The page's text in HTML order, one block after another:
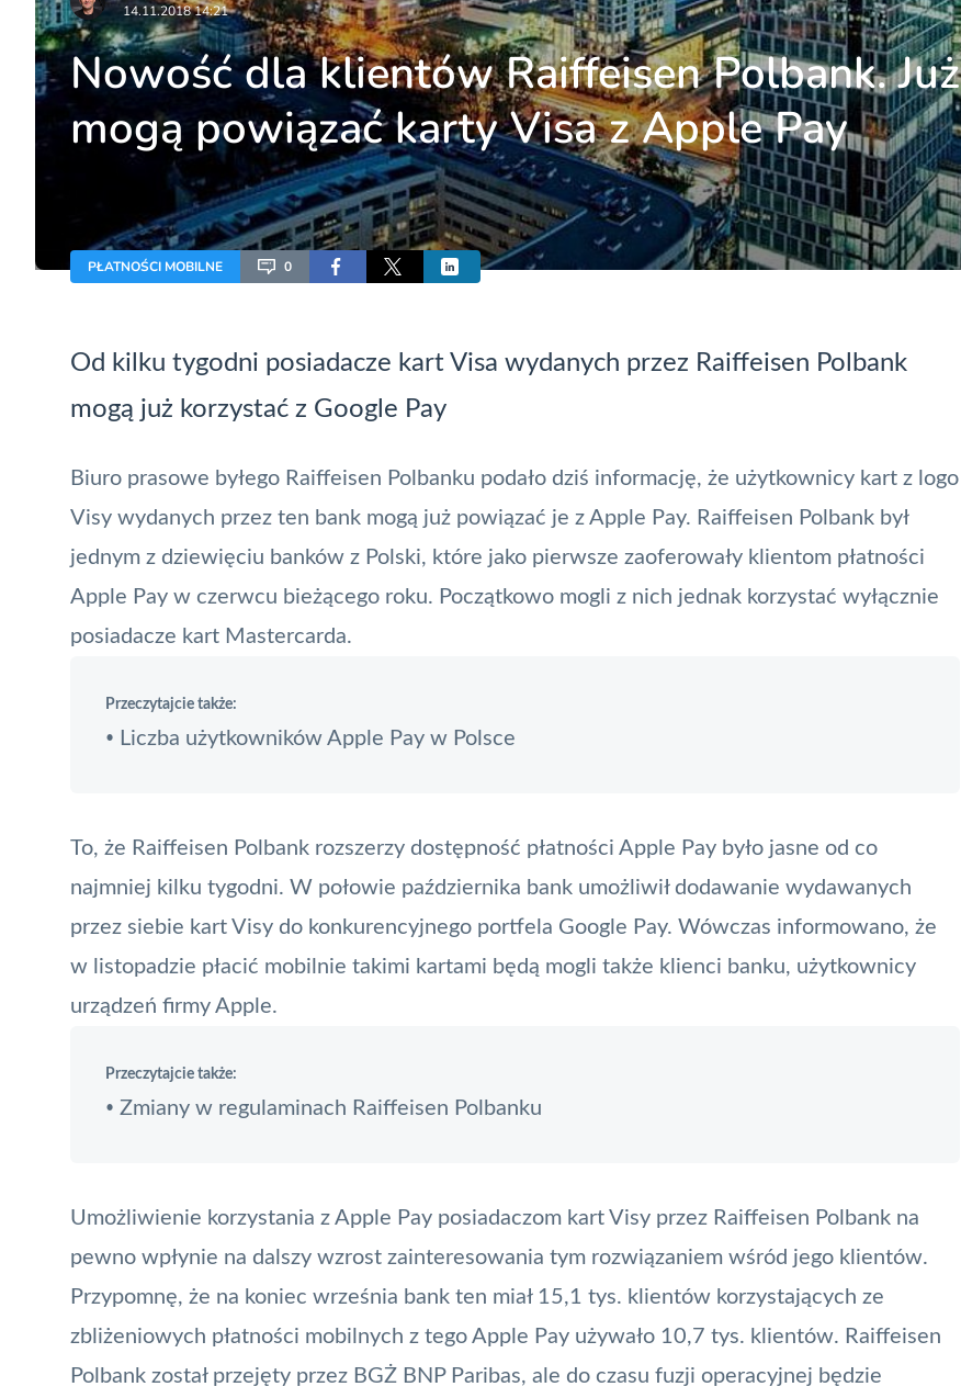
14.11.2018 14:21
Nowość dla klientów Raiffeisen Polbank. Już
mogą powiązać karty Visa z Apple Pay
PŁATNOŚCI MOBILNE 0
Od kilku tygodni posiadacze kart Visa wydanych przez Raiffeisen Polbank
mogą już korzystać z Google Pay
Biuro prasowe byłego Raiffeisen Polbanku podało dziś informację, że użytkownicy kart z logo
Visy wydanych przez ten bank mogą już powiązać je z Apple Pay. Raiffeisen Polbank był
jednym z dziewięciu banków z Polski, które jako pierwsze zaoferowały klientom płatności
Apple Pay w czerwcu bieżącego roku. Początkowo mogli z nich jednak korzystać wyłącznie
posiadacze kart Mastercarda.
Przeczytajcie także:
• Liczba użytkowników Apple Pay w Polsce
To, że Raiffeisen Polbank rozszerzy dostępność płatności Apple Pay było jasne od co
najmniej kilku tygodni. W połowie października bank umożliwił dodawanie wydawanych
przez siebie kart Visy do konkurencyjnego portfela Google Pay. Wówczas informowano, że
w listopadzie płacić mobilnie takimi kartami będą mogli także klienci banku, użytkownicy
urządzeń firmy Apple.
Przeczytajcie także:
• Zmiany w regulaminach Raiffeisen Polbanku
Umożliwienie korzystania z Apple Pay posiadaczom kart Visy przez Raiffeisen Polbank na
pewno wpłynie na dalszy wzrost zainteresowania tym rozwiązaniem wśród jego klientów.
Przypomnę, że na koniec września bank ten miał 15,1 tys. klientów korzystających ze
zbliżeniowych płatności mobilnych z tego Apple Pay używało 10,7 tys. klientów. Raiffeisen
Polbank został przejęty przez BGŻ BNP Paribas, ale do czasu fuzji operacyjnej będzie